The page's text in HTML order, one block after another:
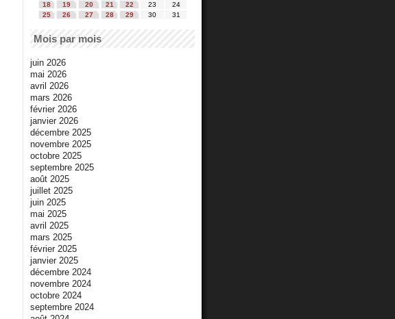
18
19 20 21 22 23
24
25
26 27 28 29 30 31
Mois par mois
juin 2026
mai 2026
avril 2026
mars 2026
février 2026
janvier 2026
décembre 2025
novembre 2025
octobre 2025
septembre 2025
août 2025
juillet 2025
juin 2025
mai 2025
avril 2025
mars 2025
février 2025
janvier 2025
décembre 2024
novembre 2024
octobre 2024
septembre 2024